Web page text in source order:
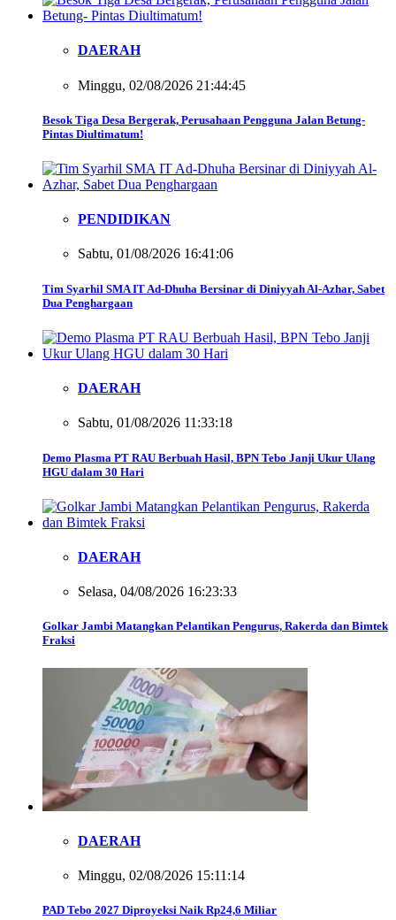
DAERAH
Minggu, 02/08/2026 21:44:45
Besok Tiga Desa Bergerak, Perusahaan Pengguna Jalan Betung-
Pintas Diultimatum!
PENDIDIKAN
Sabtu, 01/08/2026 16:41:06
Tim Syarhil SMA IT Ad-Dhuha Bersinar di Diniyyah Al-Azhar, Sabet
Dua Penghargaan
DAERAH
Sabtu, 01/08/2026 11:33:18
Demo Plasma PT RAU Berbuah Hasil, BPN Tebo Janji Ukur Ulang
HGU dalam 30 Hari
DAERAH
Selasa, 04/08/2026 16:23:33
Golkar Jambi Matangkan Pelantikan Pengurus, Rakerda dan Bimtek
Fraksi
DAERAH
Minggu, 02/08/2026 15:11:14
PAD Tebo 2027 Diproyeksi Naik Rp24,6 Miliar